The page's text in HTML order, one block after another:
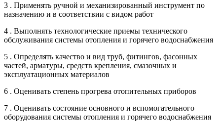
3 . Применять ручной и механизированный инструмент по
назначению и в соответствии с видом работ
4 . Выполнять технологические приемы технического
обслуживания системы отопления и горячего водоснабжения
5 . Определять качество и вид труб, фитингов, фасонных
частей, арматуры, средств крепления, смазочных и
эксплуатационных материалов
6 . Оценивать степень прогрева отопительных приборов
7 . Оценивать состояние основного и вспомогательного
оборудования системы отопления и горячего водоснабжения